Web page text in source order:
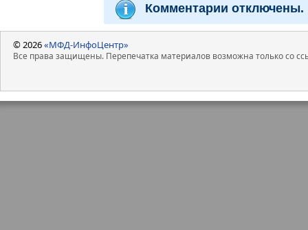
Комментарии отключены.
© 2026«МФД-ИнфоЦентр»
Все права защищены. Перепечатка материалов возможна только со